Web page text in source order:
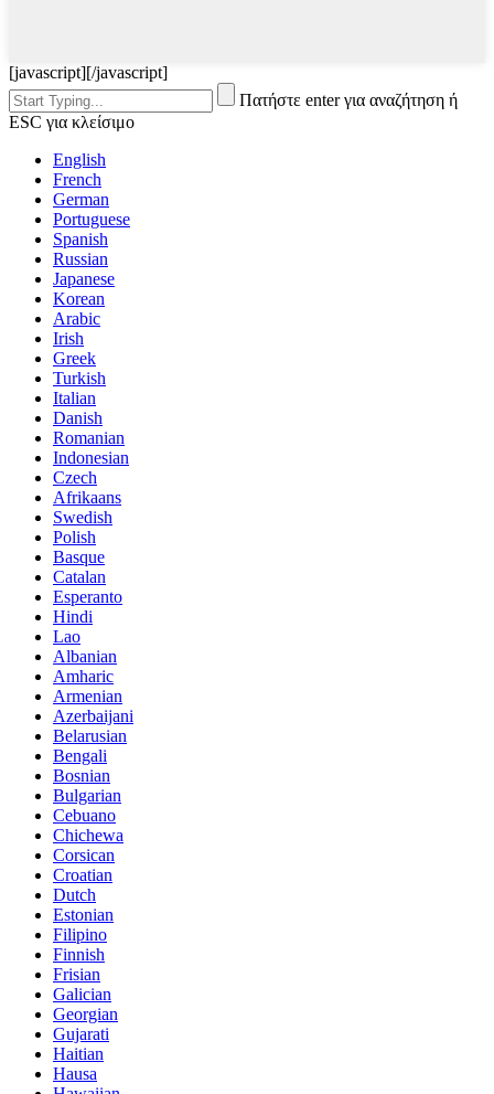
[javascript] [/javascript]
Πατήστε enter για αναζήτηση ή
ESC για κλείσιμο
English
French
German
Portuguese
Spanish
Russian
Japanese
Korean
Arabic
Irish
Greek
Turkish
Italian
Danish
Romanian
Indonesian
Czech
Afrikaans
Swedish
Polish
Basque
Catalan
Esperanto
Hindi
Lao
Albanian
Amharic
Armenian
Azerbaijani
Belarusian
Bengali
Bosnian
Bulgarian
Cebuano
Chichewa
Corsican
Croatian
Dutch
Estonian
Filipino
Finnish
Frisian
Galician
Georgian
Gujarati
Haitian
Hausa